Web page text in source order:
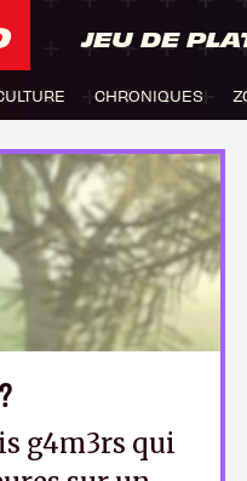
JEU DE
CHRONIQUES
g4m3rs qui